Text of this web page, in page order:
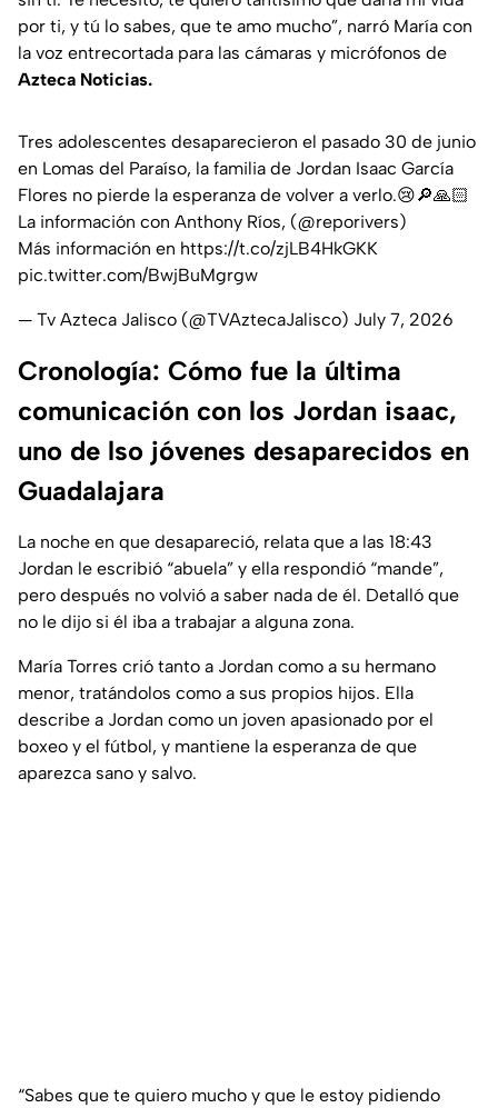
por ti, y tú lo sabes, que te amo mucho”, narró María con
la voz entrecortada para las cámaras y micrófonos de
Azteca Noticias.
Tres adolescentes desaparecieron el pasado 30 de junio
en Lomas del Paraíso, la familia de Jordan Isaac García
Flores no pierde la esperanza de volver a verlo.😢🔎🙏🏻
La información con Anthony Ríos, (@reporivers)
Más información en https://t.co/zjLB4HkGKK
pic.twitter.com/BwjBuMgrgw
— Tv Azteca Jalisco (@TVAztecaJalisco) July 7, 2026
Cronología: Cómo fue la última
comunicación con los Jordan isaac,
uno de lso jóvenes desaparecidos en
Guadalajara
La noche en que desapareció, relata que a las 18:43
Jordan le escribió “abuela” y ella respondió “mande”,
pero después no volvió a saber nada de él. Detalló que
no le dijo si él iba a trabajar a alguna zona.
María Torres crió tanto a Jordan como a su hermano
menor, tratándolos como a sus propios hijos. Ella
describe a Jordan como un joven apasionado por el
boxeo y el fútbol, y mantiene la esperanza de que
aparezca sano y salvo.
“Sabes que te quiero mucho y que le estoy pidiendo